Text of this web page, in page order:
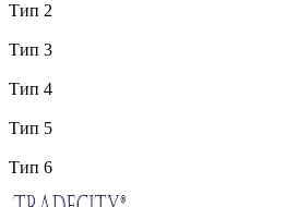
Тип 2
Тип 3
Тип 4
Тип 5
Тип 6